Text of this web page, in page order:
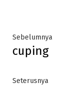
Post
navigation
SebelumnyaPrevious
cuping
SeterusnyaNext